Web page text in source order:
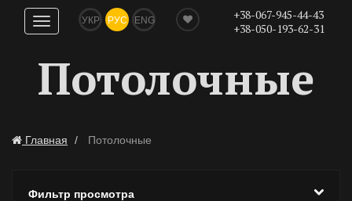
Показать
навигацию
УКР РУС ENG
+38-067-945-44-43
+38-050-193-62-31
Потолочные
Главная Потолочные
Фильтр просмотра